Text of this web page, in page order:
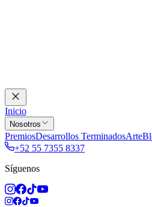
Inicio
Nosotros
PremiosDesarrollos TerminadosArte
+52 55 7355 8337
Síguenos